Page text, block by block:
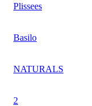
Plissees
Basilo
NATURALS
2